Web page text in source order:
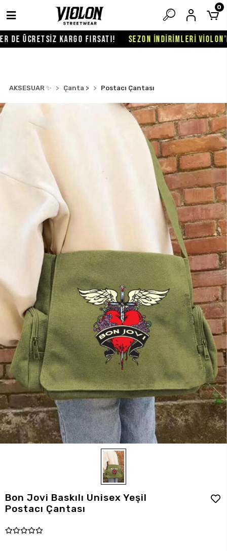
ÜCRETSİZ KARGO FIRSATI! SEZON İNDİRİMLERİ VİOLON'DA
0
AKSESUAR ✨ Çanta > Postacı Çantası
Bon Jovi Baskılı Unisex Yeşil
Postacı Çantası